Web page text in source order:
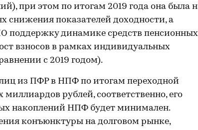
при этом по итогам 2019 года она была
снижения показателей доходности, а
поддержку динамике средств пенсионных
взносов в рамках индивидуальных
с 2019 годом).
из ПФР в НПФ по итогам переходной
рублей, соответственно, его
накоплений НПФ будет минимален.
конъюнктуры на долговом рынке,